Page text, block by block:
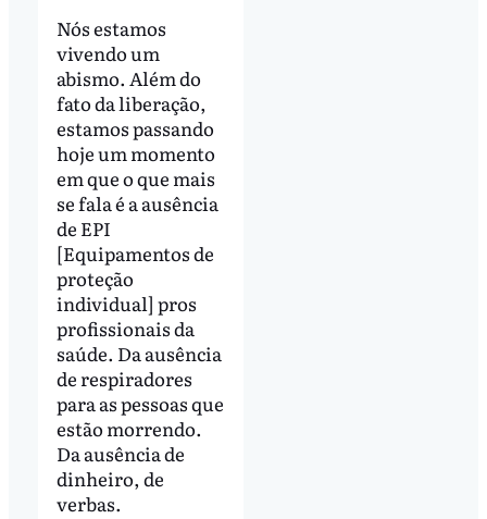
Nós estamos
vivendo um
abismo. Além do
fato da liberação,
estamos passando
hoje um momento
em que o que mais
se fala é a ausência
de EPI
[Equipamentos de
proteção
individual] pros
profissionais da
saúde. Da ausência
de respiradores
para as pessoas que
estão morrendo.
Da ausência de
dinheiro, de
verbas.